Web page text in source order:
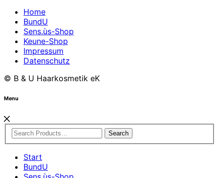
Home
BundU
Sens.ùs-Shop
Keune-Shop
Impressum
Datenschutz
© B & U Haarkosmetik eK
Menu
Search
Start
BundU